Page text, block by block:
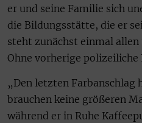
er und seine Familie sich
die Bildungsstätte, die er
steht zunächst einmal
Ohne vorherige polizeiliche
„Den letzten Farbanschlag
brauchen keine größeren
während er in Ruhe